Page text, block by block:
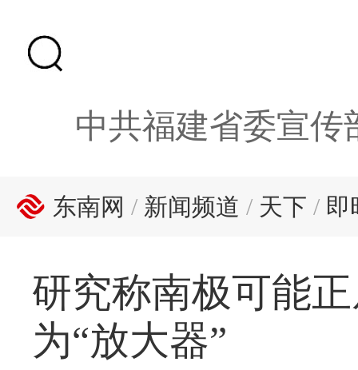
中共福建省委宣传
东南网 / 新闻频道 / 天下 / 即
研究称南极可能
为“放大器”